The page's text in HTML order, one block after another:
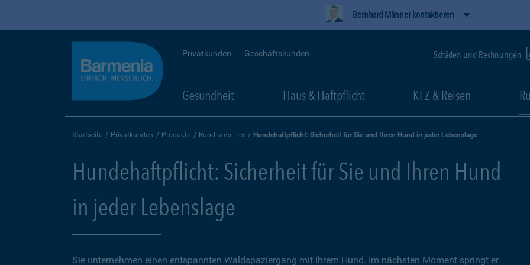
Bernhard Männer kontaktieren
Privatkunden Geschäftskunden Schäden und Rechnungen
Gesundheit Haus & Haftpflicht KFZ & Reisen
Startseite Privatkunden Produkte Rund ums Tier Hundehaftpflicht: Sicherheit für Sie und Ihren Hund in jeder Lebenslage
Hundehaftpflicht: Sicherheit für Sie und Ihren Hund
in jeder Lebenslage
Sie unternehmen einen entspannten Waldspaziergang mit Ihrem Hund. Im nächsten Moment springt er